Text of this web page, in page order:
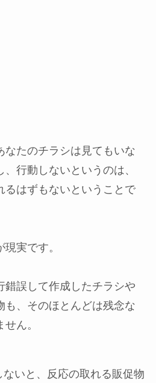
なたのチラシは見てもいな
行動しないというのは、
るはずもないということで
実です。
錯誤して作成したチラシや
も、そのほとんどは残念な
ん。
いと、反応の取れる販促物